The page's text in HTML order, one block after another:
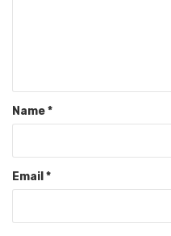
Name*
Email *